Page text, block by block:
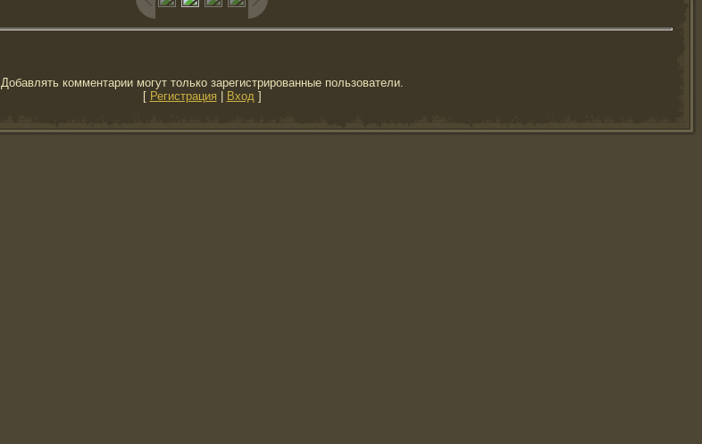
Добавлять комментарии могут только зарегистрированные пользователи.
[ Регистрация Вход]